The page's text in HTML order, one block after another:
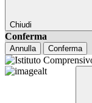
Chiudi
Conferma
Annulla Conferma